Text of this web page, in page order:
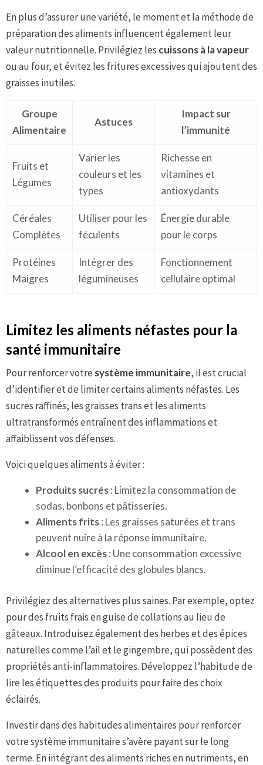
En plus d’assurer une variété, le moment et la méthode de
préparation des aliments influencent également leur
valeur nutritionnelle. Privilégiez les cuissons à la vapeur
ou au four, et évitez les fritures excessives qui ajoutent des
graisses inutiles.
Groupe
Alimentaire
Astuces
Impact sur
l’immunité
Fruits et
Légumes
Varier les
couleurs et les
types
Richesse en
vitamines et
antioxydants
Céréales
Complètes
Utiliser pour les
féculents
Énergie durable
pour le corps
Protéines
Maigres
Intégrer des
légumineuses
Fonctionnement
cellulaire optimal
Limitez les aliments néfastes pour la
santé immunitaire
Pour renforcer votre système immunitaire, il est crucial
d’identifier et de limiter certains aliments néfastes. Les
sucres raffinés, les graisses trans et les aliments
ultratransformés entraînent des inflammations et
affaiblissent vos défenses.
Voici quelques aliments à éviter :
Produits sucrés: Limitez la consommation de
sodas, bonbons et pâtisseries.
Aliments frits: Les graisses saturées et trans
peuvent nuire à la réponse immunitaire.
Alcool en excès: Une consommation excessive
diminue l’efficacité des globules blancs.
Privilégiez des alternatives plus saines. Par exemple, optez
pour des fruits frais en guise de collations au lieu de
gâteaux. Introduisez également des herbes et des épices
naturelles comme l’ail et le gingembre, qui possèdent des
propriétés anti-inflammatoires. Développez l’habitude de
lire les étiquettes des produits pour faire des choix
éclairés.
Investir dans des habitudes alimentaires pour renforcer
votre système immunitaire s’avère payant sur le long
terme. En intégrant des aliments riches en nutriments, en